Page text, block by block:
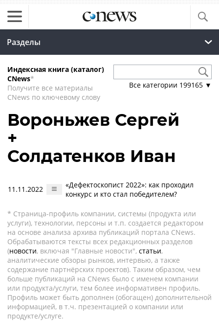
Разделы
Индексная книга (каталог)
CNews*
Получите все материалы
CNews по ключевому слову
Все категории 199165 ▼
Вороньжев Сергей
+
Солдатенков Иван
11.11.2022
«Дефектоскопист 2022»: как проходил
конкурс и кто стал победителем?
* Страница-профиль компании, системы (продукта или
услуги), технологии, персоны и т.п. создается редактором
на основе анализа архива публикаций портала CNews.
Обрабатываются тексты всех редакционных разделов
(новости, включая "Главные новости", статьи,
аналитические обзоры рынков, интервью, а также
содержание партнёрских проектов). Таким образом, чем
больше публикаций на CNews было с именем компании
или продукта/услуги, тем более информативен профиль.
Профиль может быть дополнен (обогащен) дополнительной
информацией, в т.ч. презентацией о компании или
продукте/услуге.